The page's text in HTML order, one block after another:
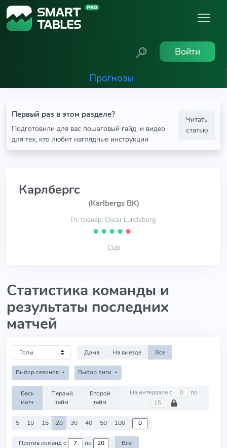
Войти
Прогнозы
Первый раз в этом разделе?
Подготовили для вас пошаговый гайд, и видео
для тех, кто любит наглядные инструкции
Читать
статью
Карлбергс
(Karlbergs BK)
Гл. тренер: Oscar Lundeberg
⬤ ⬤ ⬤ ⬤ ⬤
Cup
Статистика команды и
результаты последних
матчей
Дома На выезде Все
Выбор сезонов Выбор лиги
Весь
матч
Первый
тайм
Второй
тайм
На интервале с по
5 10 15 20 30 40 50 100
Против команд с по Все